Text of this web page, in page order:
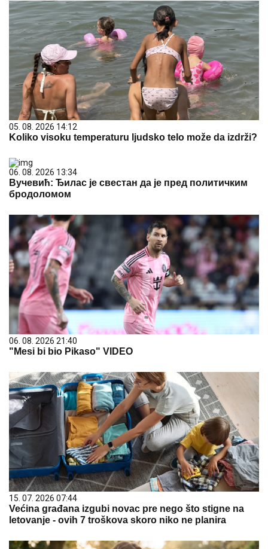
05. 08. 2026 14:12
Koliko visoku temperaturu ljudsko telo može da izdrži?
06. 08. 2026 13:34
Вучевић: Ђилас је свестан да је пред политичким
бродоломом
06. 08. 2026 21:40
"Mesi bi bio Pikaso" VIDEO
15. 07. 2026 07:44
Većina građana izgubi novac pre nego što stigne na
letovanje - ovih 7 troškova skoro niko ne planira